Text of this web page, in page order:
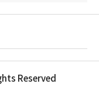
Reserved